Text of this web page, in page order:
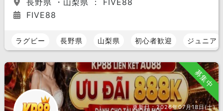
長野県 ・山梨県 ： FIVE88
FIVE88
ラグビー 長野県 山梨県 初心者歓迎 ジュニア
募集中
更新日：2026年07月18日(土)